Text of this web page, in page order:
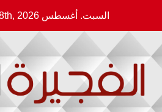
content
السبت. أغسطس 8th, 2026